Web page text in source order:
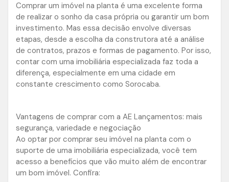
Comprar um imóvel na planta é uma excelente forma
de realizar o sonho da casa própria ou garantir um bom
investimento. Mas essa decisão envolve diversas
etapas, desde a escolha da construtora até a análise
de contratos, prazos e formas de pagamento. Por isso,
contar com uma imobiliária especializada faz toda a
diferença, especialmente em uma cidade em
constante crescimento como Sorocaba.
Vantagens de comprar com a AE Lançamentos: mais
segurança, variedade e negociação
Ao optar por comprar seu imóvel na planta com o
suporte de uma imobiliária especializada, você tem
acesso a benefícios que vão muito além de encontrar
um bom imóvel. Confira: